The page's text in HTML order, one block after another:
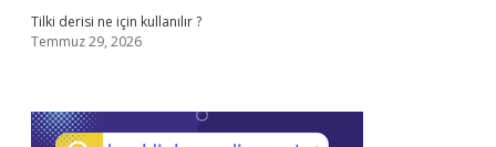
Tilki derisi ne için kullanılır ?
Temmuz 29, 2026